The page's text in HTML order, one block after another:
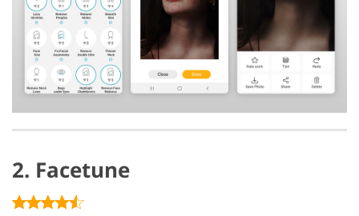
2. Facetune